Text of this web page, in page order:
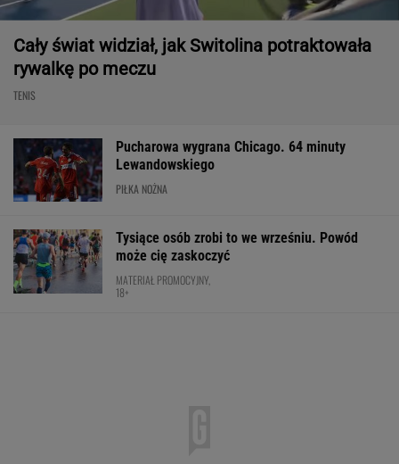
Cały świat widział, jak Switolina potraktowała
rywalkę po meczu
TENIS
Pucharowa wygrana Chicago. 64 minuty
Lewandowskiego
PIŁKA NOŻNA
Tysiące osób zrobi to we wrześniu. Powód
może cię zaskoczyć
MATERIAŁ PROMOCYJNY,
18+